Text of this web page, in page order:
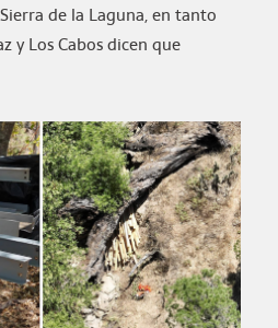
de la Laguna, en tanto
y Los Cabos dicen que